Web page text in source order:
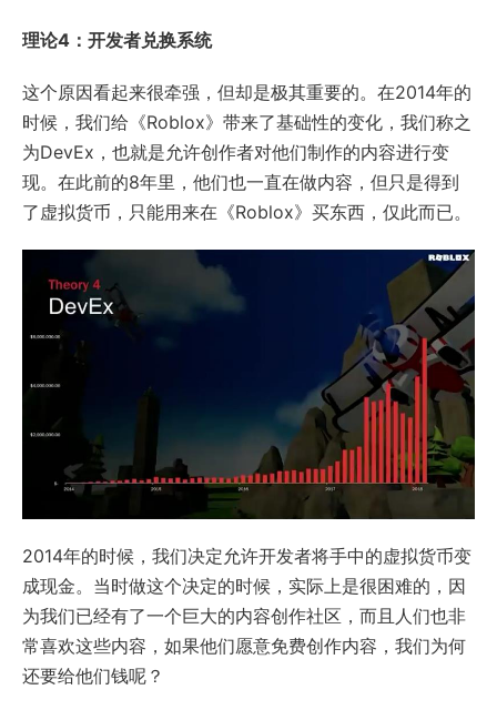
理论4：开发者兑换系统
这个原因看起来很牵强，但却是极其重要的。在2014年的
时候，我们给《Roblox》带来了基础性的变化，我们称之
为DevEx，也就是允许创作者对他们制作的内容进行变
现。在此前的8年里，他们也一直在做内容，但只是得到
了虚拟货币，只能用来在《Roblox》买东西，仅此而已。
2014年的时候，我们决定允许开发者将手中的虚拟货币变
成现金。当时做这个决定的时候，实际上是很困难的，因
为我们已经有了一个巨大的内容创作社区，而且人们也非
常喜欢这些内容，如果他们愿意免费创作内容，我们为何
还要给他们钱呢？